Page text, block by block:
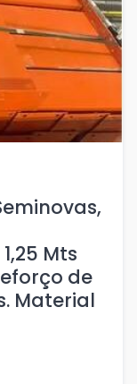
Mts
de
Material